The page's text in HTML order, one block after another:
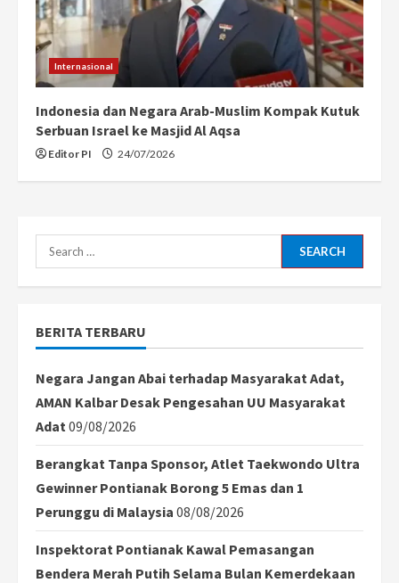
Internasional
Indonesia dan Negara Arab-Muslim Kompak Kutuk
Serbuan Israel ke Masjid Al Aqsa
Editor PI 24/07/2026
Search
for:
BERITA TERBARU
Negara Jangan Abai terhadap Masyarakat Adat,
AMAN Kalbar Desak Pengesahan UU Masyarakat
Adat09/08/2026
Berangkat Tanpa Sponsor, Atlet Taekwondo Ultra
Gewinner Pontianak Borong 5 Emas dan 1
Perunggu di Malaysia 08/08/2026
Inspektorat Pontianak Kawal Pemasangan
Bendera Merah Putih Selama Bulan Kemerdekaan